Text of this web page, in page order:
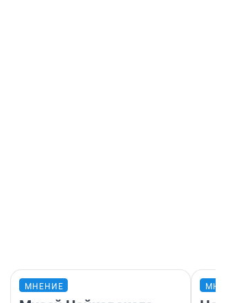
МНЕНИЕ